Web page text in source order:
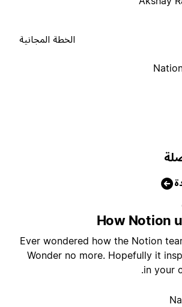
الخطة المجانية
How
Ever wondered how the
Wonder no more. Hopefully
in